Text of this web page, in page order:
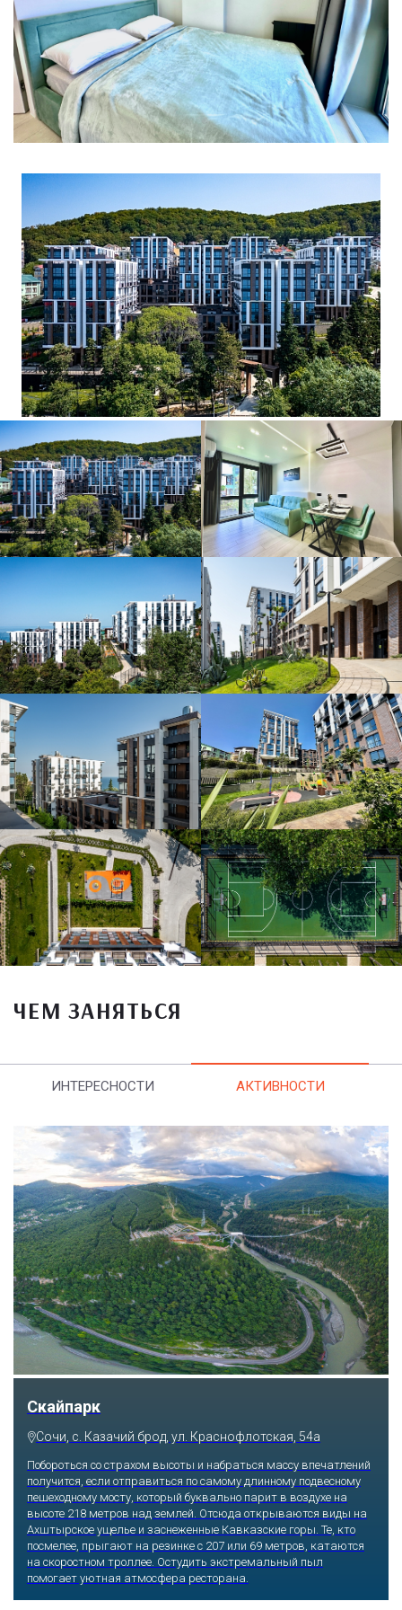
ЧЕМ ЗАНЯТЬСЯ
ИНТЕРЕСНОСТИ АКТИВНОСТИ
Скайпарк
Сочи, с. Казачий брод, ул. Краснофлотская, 54а
Побороться со страхом высоты и набраться массу впечатлений
получится, если отправиться по самому длинному подвесному
пешеходному мосту, который буквально парит в воздухе на
высоте 218 метров над землей. Отсюда открываются виды на
Ахштырское ущелье и заснеженные Кавказские горы. Те, кто
посмелее, прыгают на резинке с 207 или 69 метров, катаются
на скоростном троллее. Остудить экстремальный пыл
помогает уютная атмосфера ресторана.